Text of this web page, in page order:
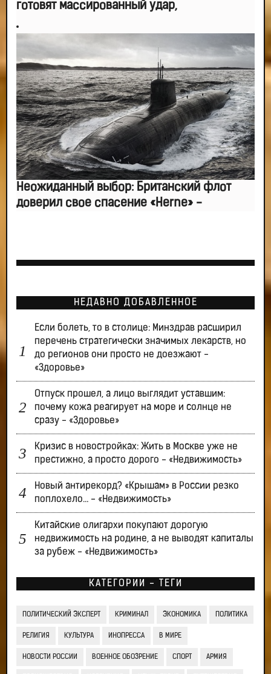
готовят массированный удар,
Неожиданный выбор: Британский флот
доверил свое спасение «Herne» -
НЕДАВНО ДОБАВЛЕННОЕ
Если болеть, то в столице: Минздрав расширил
перечень стратегически значимых лекарств, но
до регионов они просто не доезжают -
«Здоровье»
Отпуск прошел, а лицо выглядит уставшим:
почему кожа реагирует на море и солнце не
сразу - «Здоровье»
Кризис в новостройках: Жить в Москве уже не
престижно, а просто дорого - «Недвижимость»
Новый антирекорд? «Крышам» в России резко
поплохело… - «Недвижимость»
Китайские олигархи покупают дорогую
недвижимость на родине, а не выводят капиталы
за рубеж - «Недвижимость»
КАТЕГОРИИ - ТЕГИ
ПОЛИТИЧЕСКИЙ ЭКСПЕРТ КРИМИНАЛ ЭКОНОМИКА ПОЛИТИКА
РЕЛИГИЯ КУЛЬТУРА ИНОПРЕССА В МИРЕ
НОВОСТИ РОССИИ ВОЕННОЕ ОБОЗРЕНИЕ СПОРТ АРМИЯ